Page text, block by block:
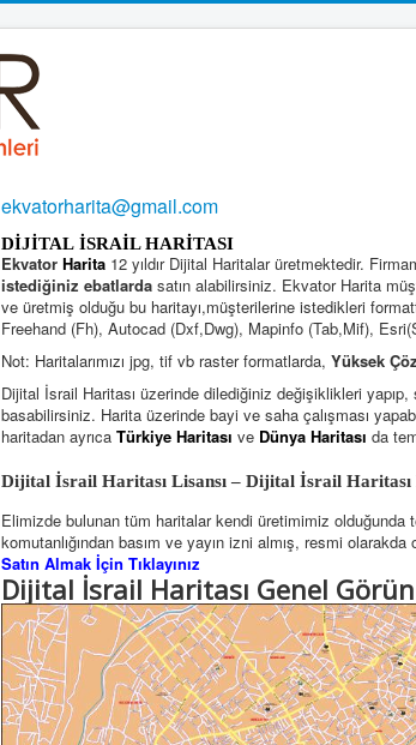
ekvatorharita@gmail.com
DİJİTAL İSRAİL HARİTASI
Ekvator Harita12 yıldır Dijital Haritalar üretmektedir.
istediğiniz ebatlardasatın alabilirsiniz. Ekvator Harita
ve üretmiş olduğu bu haritayı,müşterilerine istedikleri
Freehand (Fh), Autocad (Dxf,Dwg), Mapinfo (Tab,Mif),
Not: Haritalarımızı jpg, tif vb raster formatlarda, Yüksek
Dijital İsrail Haritası üzerinde dilediğiniz değişiklikleri
basabilirsiniz. Harita üzerinde bayi ve saha çalışması
haritadan ayrıca Türkiye Haritası ve Dünya Haritası da
Dijital İsrail Haritası Lisansı – Dijital İsrail
Elimizde bulunan tüm haritalar kendi üretimimiz olduğunda
komutanlığından basım ve yayın izni almış, resmi olarakda
Satın Almak İçin Tıklayınız
Dijital İsrail Haritası Genel